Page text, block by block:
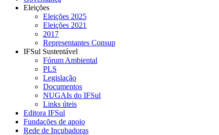
Eleições
Eleições 2025
Eleições 2021
2017
Representantes Consup
IFSul Sustentável
Fórum Ambiental
PLS
Legislação
Documentos
NUGAIs do IFSul
Links úteis
Editora IFSul
Fundações de apoio
Rede de Incubadoras